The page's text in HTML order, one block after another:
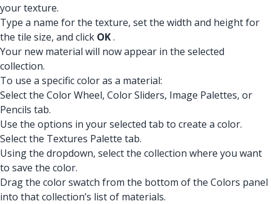
your texture.
Type a name for the texture, set the width and height for
the tile size, and click OK.
Your new material will now appear in the selected
collection.
To use a specific color as a material:
Select the Color Wheel, Color Sliders, Image Palettes, or
Pencils tab.
Use the options in your selected tab to create a color.
Select the Textures Palette tab.
Using the dropdown, select the collection where you want
to save the color.
Drag the color swatch from the bottom of the Colors panel
into that collection’s list of materials.